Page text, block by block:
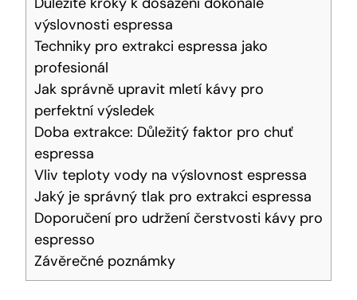
výslovnosti espressa
Techniky pro extrakci espressa jako
profesionál
Jak správně upravit mletí kávy pro
perfektní výsledek
Doba extrakce: Důležitý faktor pro chuť
espressa
Vliv teploty vody na výslovnost espressa
Jaký je správný tlak pro extrakci espressa
Doporučení pro udržení čerstvosti kávy pro
espresso
Závěrečné poznámky